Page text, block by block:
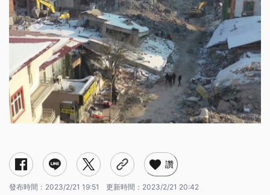
讚
發布時間： 2023/2/21 19:51 更新時間： 2023/2/21 20:42